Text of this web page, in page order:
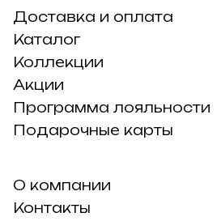
Доставка и оплата
Каталог
Коллекции
Акции
Программа лояльности
Подарочные карты
О компании
Контакты